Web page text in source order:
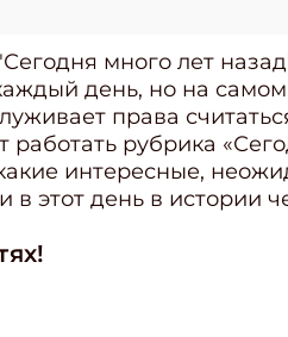
много лет
день, но на
права
рубрика
интересные,
в этот день в истории